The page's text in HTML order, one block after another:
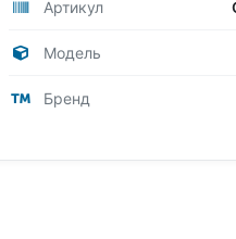
Артикул
Модель
Бренд